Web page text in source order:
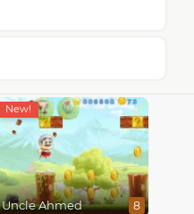
Uncle Ahmed 8